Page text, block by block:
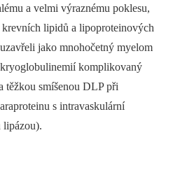
a velmi výraznému poklesu,
lipidů a lipoproteinových
jako mnohočetný myelom
komplikovaný
těžkou smíšenou DLP při
s intravaskulární